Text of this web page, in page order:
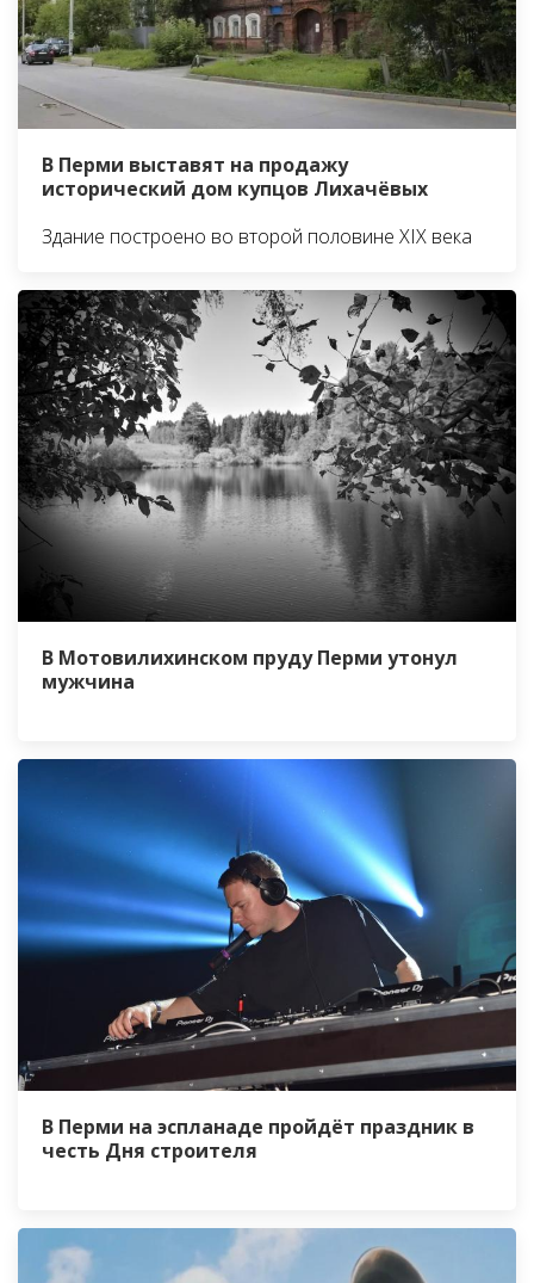
В Перми выставят на продажу
исторический дом купцов Лихачёвых
Здание построено во второй половине XIX века
В Мотовилихинском пруду Перми утонул
мужчина
В Перми на эспланаде пройдёт праздник в
честь Дня строителя